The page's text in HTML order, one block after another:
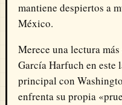
mantiene despiertos a
México.
Merece una lectura
García Harfuch en este
principal con
enfrenta su propia